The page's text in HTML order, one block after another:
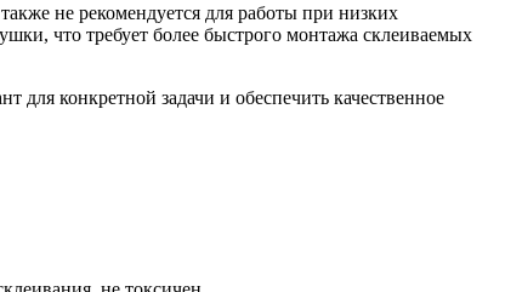
не рекомендуется для работы при низких
что требует более быстрого монтажа склеиваемых
конкретной задачи и обеспечить качественное